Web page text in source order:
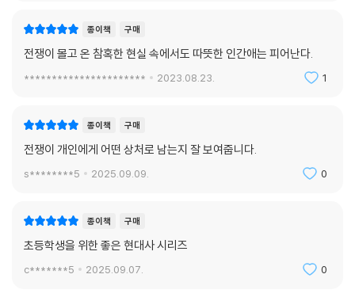
종이책 구매
전쟁이 몰고 온 참혹한 현실 속에서도 따뜻한 인간애는 피어난다.
********************** 2023.08.23. 1
종이책 구매
전쟁이 개인에게 어떤 상처로 남는지 잘 보여줍니다.
s********5 2025.09.09. 0
종이책 구매
초등학생을 위한 좋은 현대사 시리즈
c*******5 2025.09.07. 0